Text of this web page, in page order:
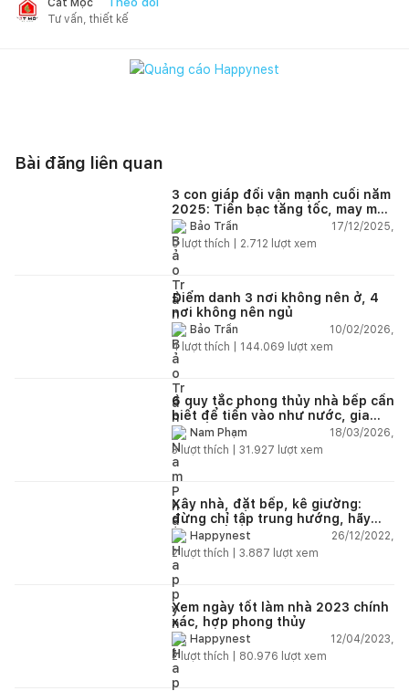
Cát Mộc
Tư vấn, thiết kế
Bài đăng liên quan
3 con giáp đổi vận mạnh cuối năm
2025: Tiền bạc tăng tốc, may mắn
kéo dài sang 2026
Bảo Trần
17/12/2025,
0lượt thích | 2.712 lượt xem
Điểm danh 3 nơi không nên ở, 4
nơi không nên ngủ
Bảo Trần
10/02/2026,
4lượt thích | 144.069 lượt xem
6 quy tắc phong thủy nhà bếp cần
biết để tiền vào như nước, gia
đạo ấm êm
Nam Phạm
18/03/2026,
3lượt thích | 31.927 lượt xem
Xây nhà, đặt bếp, kê giường:
đừng chỉ tập trung hướng, hãy
chú ý đến vị trí
Happynest
26/12/2022,
2lượt thích | 3.887 lượt xem
Xem ngày tốt làm nhà 2023 chính
xác, hợp phong thủy
Happynest
12/04/2023,
2lượt thích | 80.976 lượt xem